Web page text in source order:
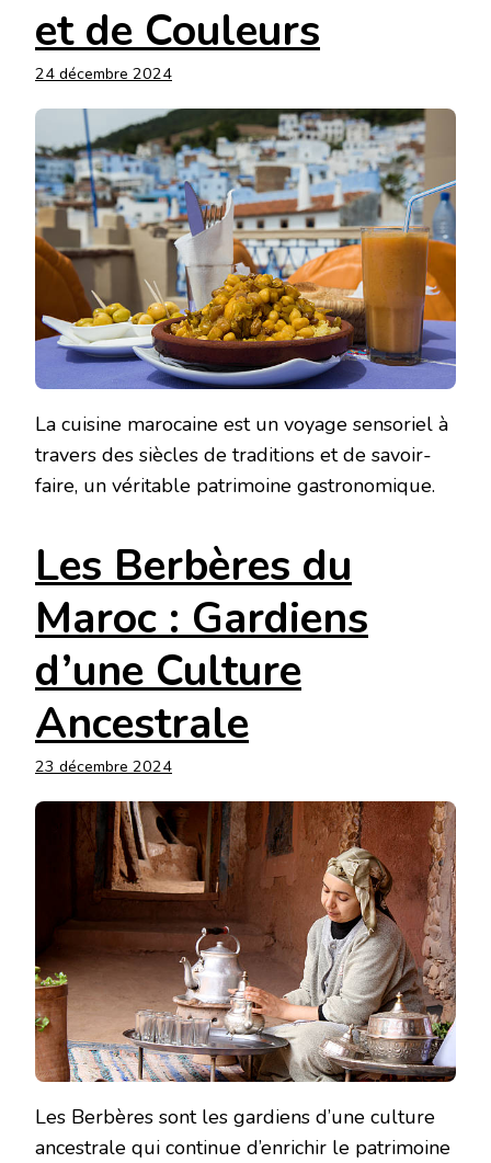
et de Couleurs
24 décembre 2024
La cuisine marocaine est un voyage sensoriel à
travers des siècles de traditions et de savoir-
faire, un véritable patrimoine gastronomique.
Les Berbères du
Maroc : Gardiens
d’une Culture
Ancestrale
23 décembre 2024
Les Berbères sont les gardiens d’une culture
ancestrale qui continue d’enrichir le patrimoine